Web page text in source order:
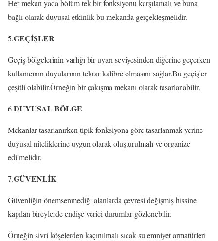
Her mekan yada bölüm tek bir fonksiyonu karşılamalı ve buna
bağlı olarak duyusal etkinlik bu mekanda gerçekleşmelidir.
5.GEÇİŞLER
Geçiş bölgelerinin varlığı bir uyarı seviyesinden diğerine geçerken
kullanıcının duyularının tekrar kalibre olmasını sağlar.Bu geçişler
çeşitli olabilir.Örneğin bir çakışma mekanı olarak tasarlanabilir.
6.DUYUSAL BÖLGE
Mekanlar tasarlanırken tipik fonksiyona göre tasarlanmak yerine
duyusal niteliklerine uygun olarak oluşturulmalı ve organize
edilmelidir.
7.GÜVENLİK
Güvenliğin önemsenmediği alanlarda çevresi değişmiş hissine
kapılan bireylerde endişe verici durumlar gözlenebilir.
Örneğin sivri köşelerden kaçınılmalı sıcak su emniyet armatürleri